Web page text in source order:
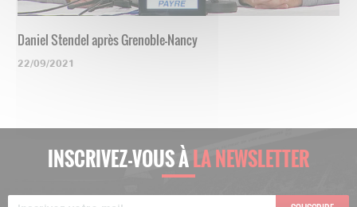
Daniel Stendel après Grenoble-Nancy
22/09/2021
INSCRIVEZ-VOUS ÀLA NEWSLETTER